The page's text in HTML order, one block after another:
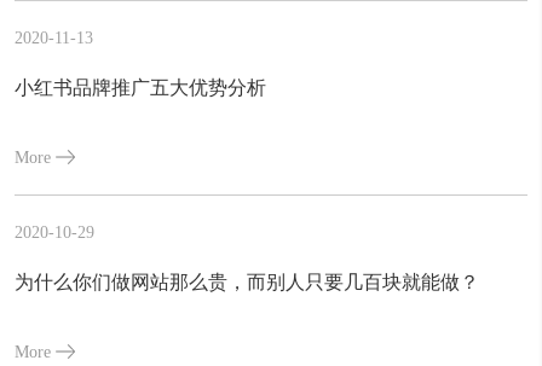
2020-11-13
小红书品牌推广五大优势分析
More
2020-10-29
为什么你们做网站那么贵，而别人只要几百块就能做？
More